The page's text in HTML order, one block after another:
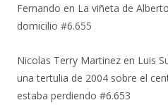
Fernando en La viñeta de
domicilio #6.655
Nicolas Terry Martinez en Luis
una tertulia de 2004 sobre el
estaba perdiendo #6.653